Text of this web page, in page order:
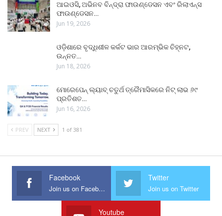
ଆଇଓସି, ଅଭିନବ ବିନ୍ଦ୍ରା ଫାଉଣ୍ଡେସନ ଏବଂ ରିଲାଏନ୍ସ
ଫାଉଣ୍ଡେସନ…
Jun 19, 2026
ଓଡ଼ିଶାରେ ବୃଦ୍ଧିଶୀଳ କର୍କଟ ଭାର ଆରମ୍ଭିକ ଚିହ୍ନଟ,
ଉନ୍ନତ…
Jun 18, 2026
ମୋରେପେନ୍ ଲ୍ୟାବ୍ ଚତୁର୍ଥ ତ୍ରୈମାସିକରେ ନିଟ୍ ଲାଭ ୬୯
ପ୍ରତିଶତ…
Jun 16, 2026
PREV NEXT 1 of 381
Facebook
Join us on Facebook
Twitter
Join us on Twitter
Youtube